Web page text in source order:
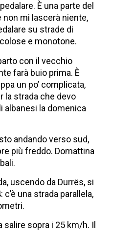
È una parte del
non mi lascerà niente,
su strade di
e monotone.
con il vecchio
farà buio prima. È
un po’ complicata,
la strada che devo
albanesi la domenica
andando verso sud,
più freddo. Domattina
uscendo da Durrës, si
una strada parallela,
sopra i 25 km/h. Il